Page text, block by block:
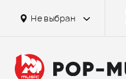
Не выбран